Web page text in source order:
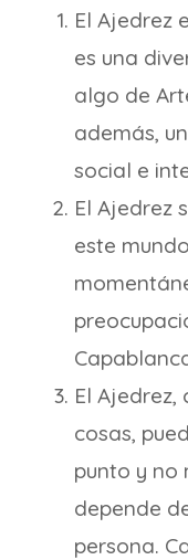
El Ajedrez
es una
algo de
además,
social e
El Ajedrez
este
El
cosas,
punto y no
depende
persona.